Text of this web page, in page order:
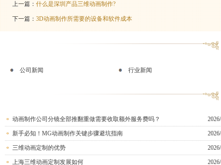
上一篇：什么是深圳产品三维动画制作?
下一篇：3D动画制作所需要的设备和软件成本
公司新闻 行业新闻
动画制作公司分镜全部推翻重做需要收取额外服务费吗？
新手必知！MG动画制作关键步骤避坑指南
三维动画定制的优势
上海三维动画定制发展如何